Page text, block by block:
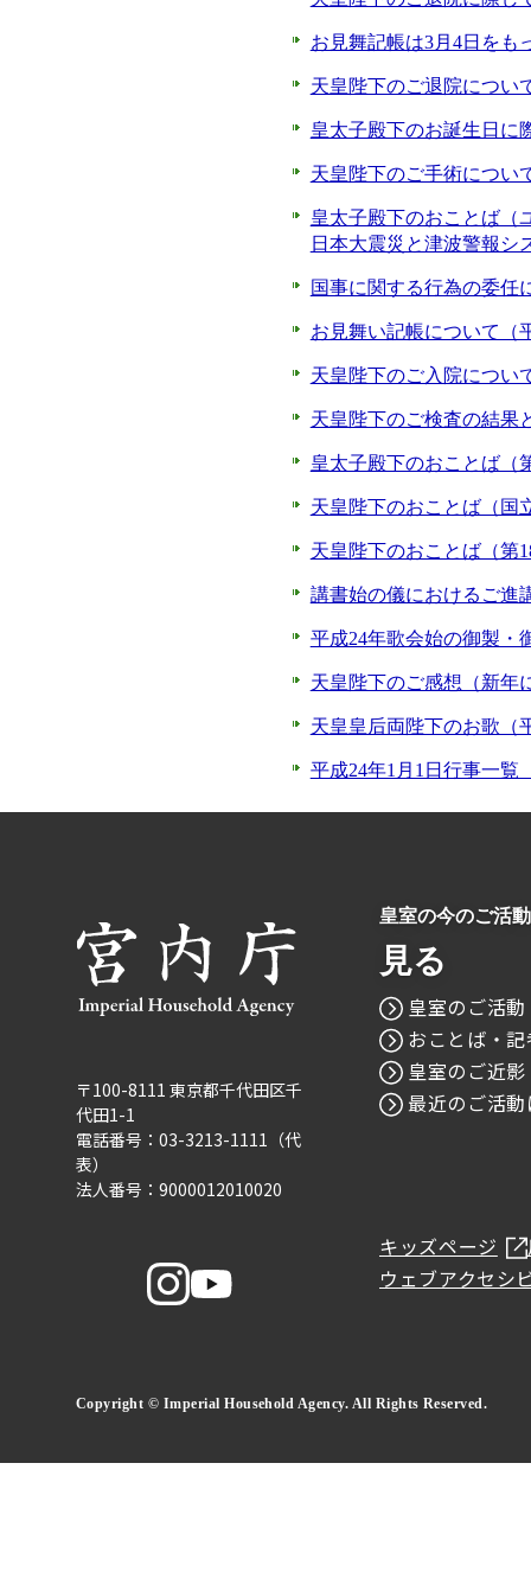
お見舞記帳は3月4日をも
天皇陛下のご退院につい
皇太子殿下のお誕生日に
天皇陛下のご手術につい
皇太子殿下のおことば（
日本大震災と津波警報シ
国事に関する行為の委任
お見舞い記帳について（
天皇陛下のご入院につい
天皇陛下のご検査の結果
皇太子殿下のおことば（
天皇陛下のおことば（国
天皇陛下のおことば（第
講書始の儀におけるご進
平成24年歌会始の御製・
天皇陛下のご感想（新年
天皇皇后両陛下のお歌（
平成24年1月1日行事一覧
〒100-8111 東京都千代田区千
代田1-1
電話番号：03-3213-1111（代
表）
法人番号：9000012010020
皇室の今のご活
見る
皇室のご活
おことば・
皇室のご近影
最近のご活
キッズページ
ウェブアクセシ
Copyright © Imperial Household Agency. All Rights Reserved.